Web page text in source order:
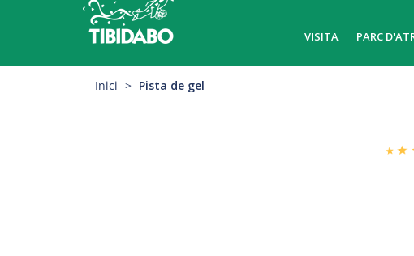
VISITA PARC
Inici Pista de gel